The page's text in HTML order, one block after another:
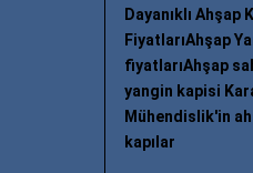
Dayanıklı Ahşap
FiyatlarıAhşap
fiyatlarıAhşap
yangin kapisi
Mühendislik'in
kapılar